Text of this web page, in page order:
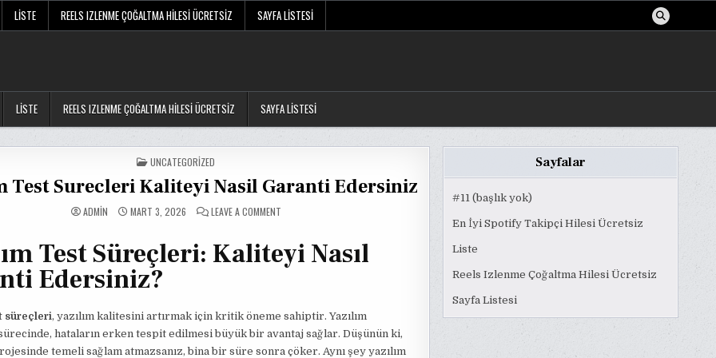
LISTE REELS IZLENME ÇOĞALTMA HILESI ÜCRETSIZ SAYFA LISTESI
LISTE REELS IZLENME ÇOĞALTMA HILESI ÜCRETSIZ SAYFA LISTESI
POSTED
IN
UNCATEGORIZED
Test Surecleri Kaliteyi Nasil Garanti Edersiniz
ADMIN MART 3, 2026 LEAVE A COMMENTON
KALITEYI
NASIL
GARANTI
Test Süreçleri: Kaliteyi Nasıl
Edersiniz?
süreçleri, yazılım kalitesini artırmak için kritik öneme sahiptir. Yazılım
hataların erken tespit edilmesi büyük bir avantaj sağlar. Düşünün ki,
temeli sağlam atmazsanız, bina bir süre sonra çöker. Aynı şey yazılım
Sayfalar
#11 (başlık yok)
En İyi Spotify Takipçi Hilesi Ücretsiz
Liste
Reels Izlenme Çoğaltma Hilesi Ücretsiz
Sayfa Listesi